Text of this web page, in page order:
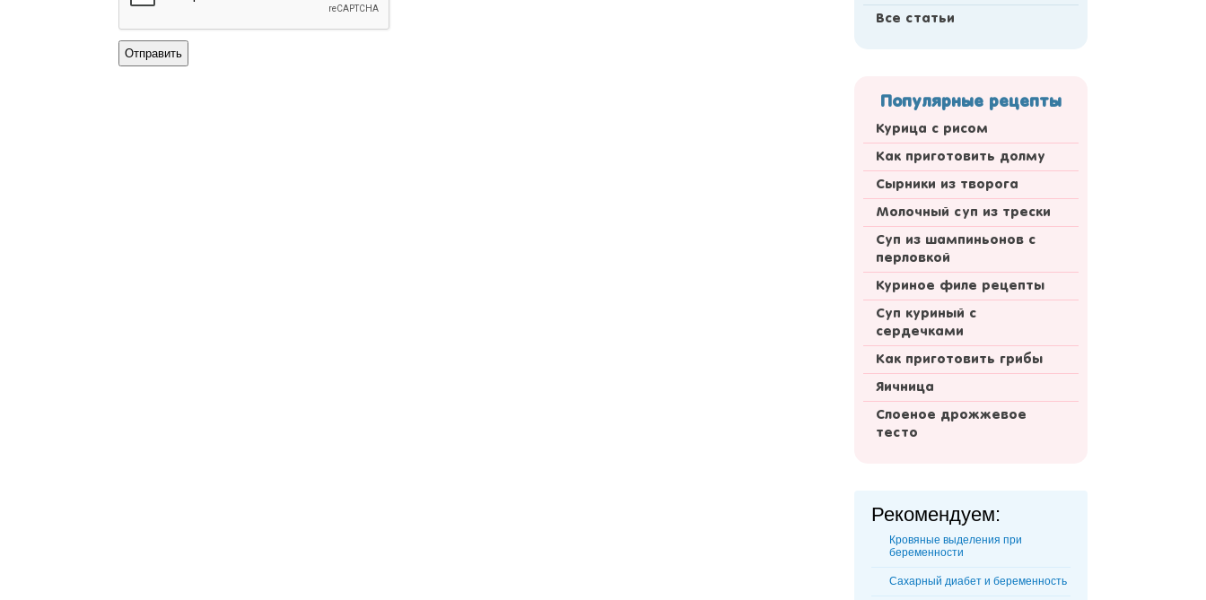
Все статьи
Популярные рецепты
Курица с рисом
Как приготовить долму
Сырники из творога
Молочный суп из трески
Суп из шампиньонов с
перловкой
Куриное филе рецепты
Суп куриный с
сердечками
Как приготовить грибы
Яичница
Слоеное дрожжевое
тесто
Рекомендуем:
Кровяные выделения при
беременности
Сахарный диабет и беременность